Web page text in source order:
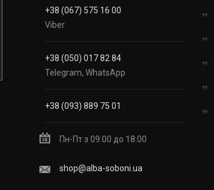
+38 (067) 575 16 00
Viber
+38 (050) 017 82 84
Telegram, WhatsApp
+38 (093) 889 75 01
Пн-Пт з 09:00 до 18:00
shop@alba-soboni.ua